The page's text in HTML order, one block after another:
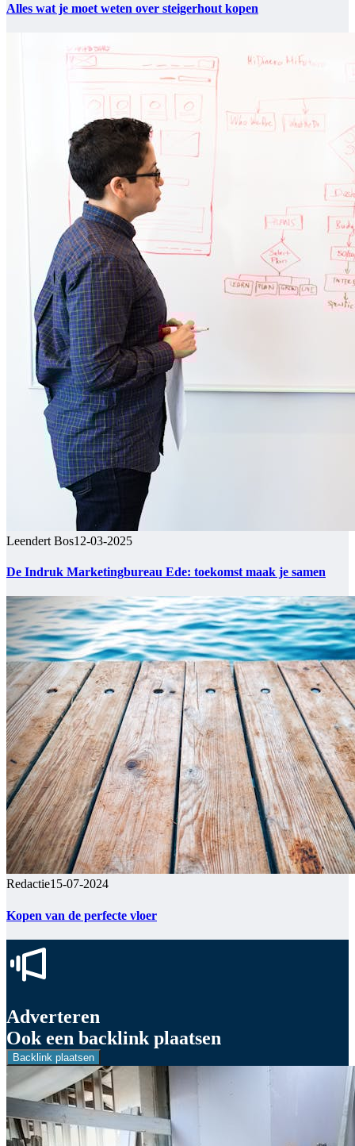
Alles wat je moet weten over steigerhout kopen
Leendert Bos12-03-2025
De Indruk Marketingbureau Ede: toekomst maak je samen
Redactie15-07-2024
Kopen van de perfecte vloer
Adverteren
Ook een backlink plaatsen
Backlink plaatsen